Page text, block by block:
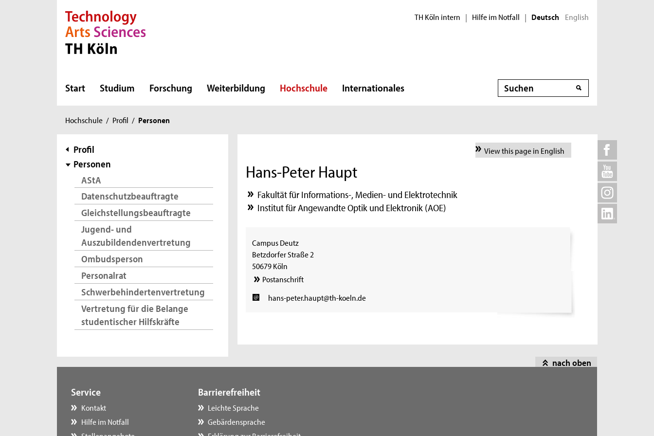
Direkt zur Hauptnavigation
Direkt zur Subnavigation
Direkt zum Inhalt
Direkt zum Fußbereich TH Köln intern | Hilfe im Notfall | Deutsch English
Start Studium Forschung Weiterbildung Hochschule Internationales Suche
Sie
hier:
Hochschule / Profil / Personen
Subnavigation
Profil
Personen
AStA
Datenschutzbeauftragte
Gleichstellungsbeauftragte
Jugend- und
Auszubildendenvertretung
Ombudsperson
Personalrat
Schwerbehindertenvertretung
Vertretung für die Belange
studentischer Hilfskräfte
View this page in English
Hans-Peter Haupt
Fakultät für Informations-, Medien- und Elektrotechnik
Institut für Angewandte Optik und Elektronik (AOE)
Campus Deutz
Betzdorfer Straße 2
50679 Köln
Postanschrift
hans-peter.haupt@th-koeln.de
nach oben
Service
Kontakt
Hilfe im Notfall
Barrierefreiheit
Leichte Sprache
Gebärdensprache